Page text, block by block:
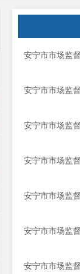
安宁市市场监
安宁市市场监
安宁市市场监
安宁市市场监
安宁市市场监
安宁市市场监
安宁市市场监